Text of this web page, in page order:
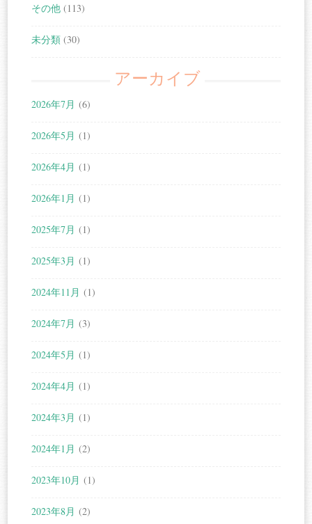
その他 (113)
未分類 (30)
アーカイブ
2026年7月 (6)
2026年5月 (1)
2026年4月 (1)
2026年1月 (1)
2025年7月 (1)
2025年3月 (1)
2024年11月 (1)
2024年7月 (3)
2024年5月 (1)
2024年4月 (1)
2024年3月 (1)
2024年1月 (2)
2023年10月 (1)
2023年8月 (2)